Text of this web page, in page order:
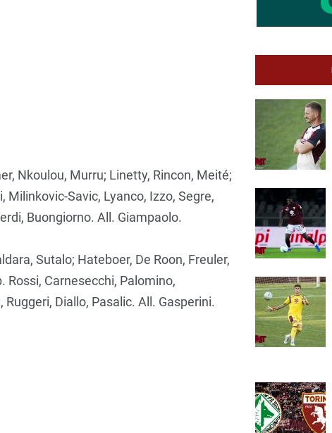
Nkoulou, Murru; Linetty, Rincon, Meité;
Milinkovic-Savic, Lyanco, Izzo, Segre,
Buongiorno. All. Giampaolo.
Sutalo; Hateboer, De Roon, Freuler,
Rossi, Carnesecchi, Palomino,
Diallo, Pasalic. All. Gasperini.